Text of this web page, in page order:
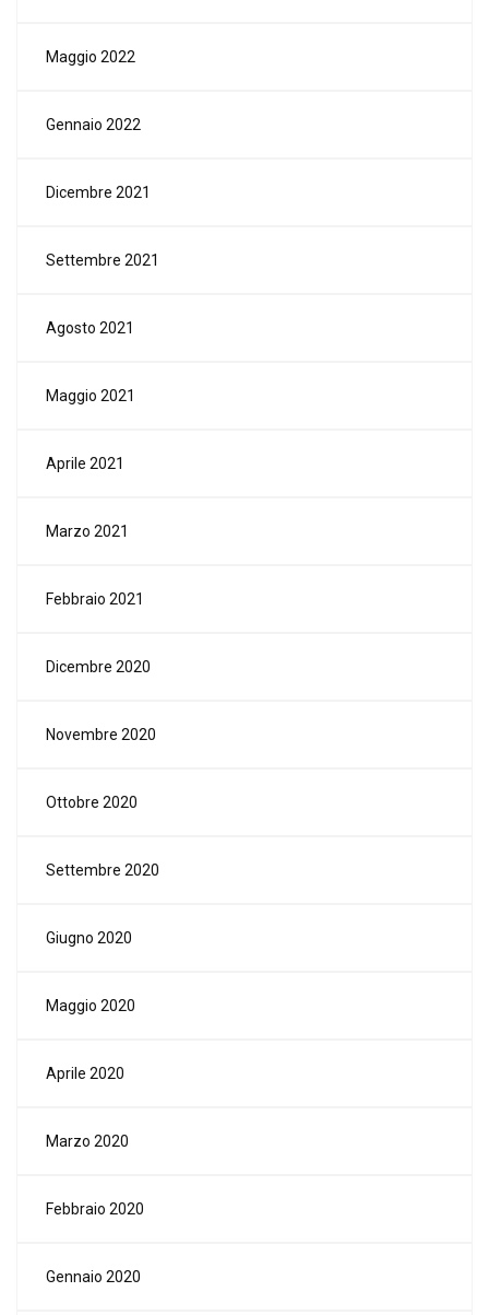
Maggio 2022
Gennaio 2022
Dicembre 2021
Settembre 2021
Agosto 2021
Maggio 2021
Aprile 2021
Marzo 2021
Febbraio 2021
Dicembre 2020
Novembre 2020
Ottobre 2020
Settembre 2020
Giugno 2020
Maggio 2020
Aprile 2020
Marzo 2020
Febbraio 2020
Gennaio 2020